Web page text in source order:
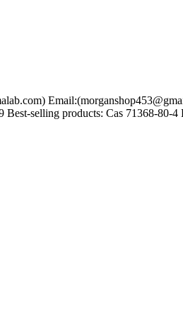
selling products: Cas 71368-80-